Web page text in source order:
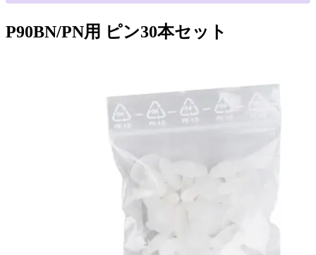
P90BN/PN用 ピン30本セット